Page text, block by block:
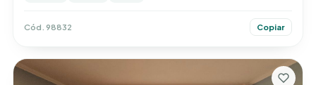
Cód. 98832 Copiar